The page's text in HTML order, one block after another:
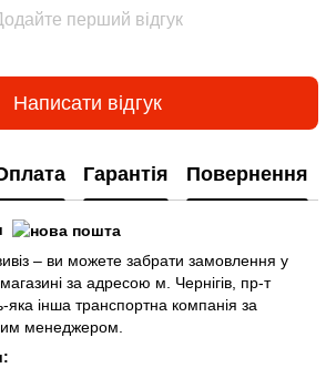
перший відгук
Написати відгук
Гарантія Повернення
– ви можете забрати замовлення у
за адресою м. Чернігів, пр-т
інша транспортна компанія за
менеджером.